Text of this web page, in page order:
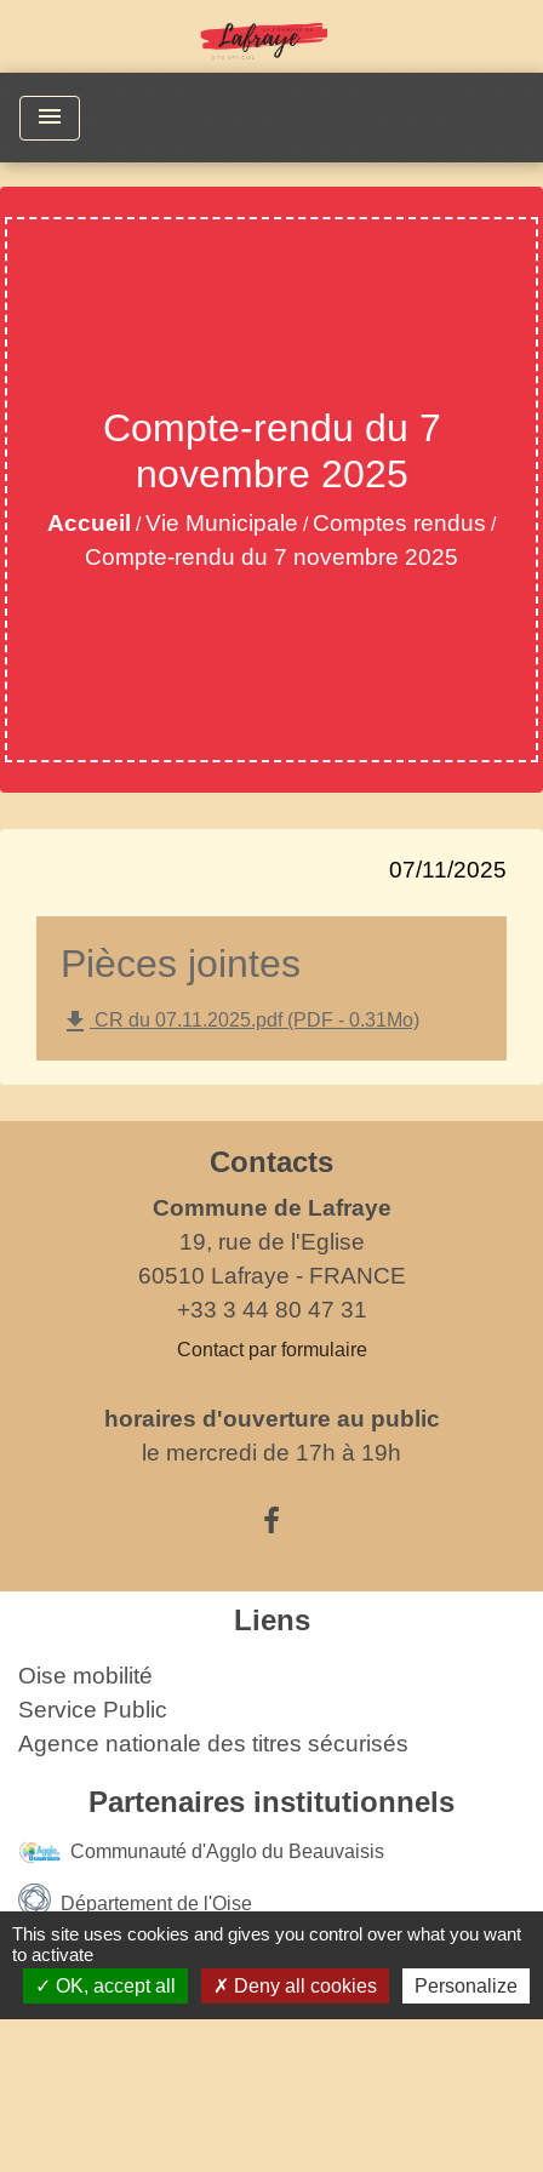
menu
Compte-rendu du 7
novembre 2025
Accueil /Vie Municipale / Comptes rendus /
Compte-rendu du 7 novembre 2025
07/11/2025
Pièces jointes
file_download CR du 07.11.2025.pdf (PDF - 0.31Mo)
Contacts
Commune de Lafraye
19, rue de l'Eglise
60510 Lafraye - FRANCE
+33 3 44 80 47 31
Contact par formulaire
horaires d'ouverture au public
le mercredi de 17h à 19h
Liens
Oise mobilité
Service Public
Agence nationale des titres sécurisés
Partenaires institutionnels
Communauté d'Agglo du Beauvaisis
Département de l'Oise
Région Hauts-de-France
Site réalisé par KOM Conseil
This site uses cookies and gives you control over what you want
to activate
OK, accept all
Deny all cookies Personalize